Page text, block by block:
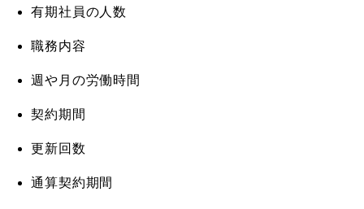
有期社員の人数
職務内容
週や月の労働時間
契約期間
更新回数
通算契約期間